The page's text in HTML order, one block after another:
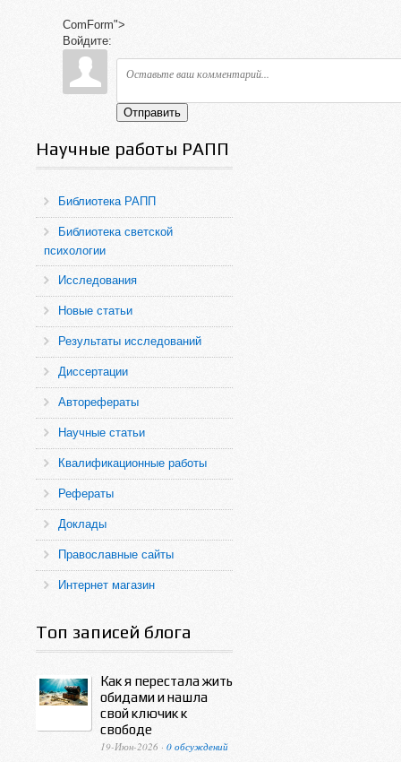
ComForm">
Войдите:
Отправить
Научные работы РАПП
Библиотека РАПП
Библиотека светской
психологии
Исследования
Новые статьи
Результаты исследований
Диссертации
Авторефераты
Научные статьи
Квалификационные работы
Рефераты
Доклады
Православные сайты
Интернет магазин
Топ записей блога
Как я перестала жить
обидами и нашла
свой ключик к
свободе
19-Июн-2026 · 0 обсуждений